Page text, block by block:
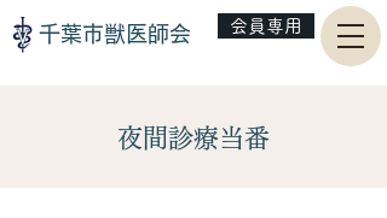
千葉市獣医師会 会員専用
夜間診療当番